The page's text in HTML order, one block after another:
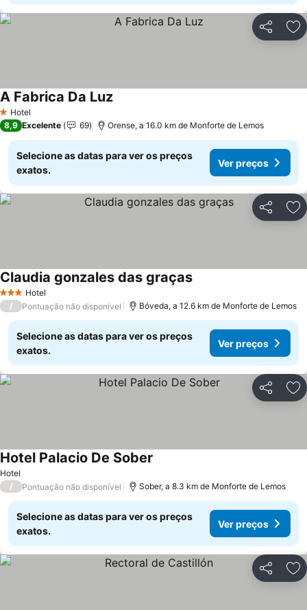
Partilhar
1 Estrelas
Hotel
A Fabrica Da Luz
8,9 Excelente 69 Orense, a 16.0 km de Monforte de Lemos
Selecione as datas para ver os preços
exatos.
Ver preços
Partilhar
3 EstrelasHotel
Claudia gonzales das graças
/ Pontuação não disponível Bóveda, a 12.6 km de Monforte de Lemos
Selecione as datas para ver os preços
exatos.
Ver preços
Partilhar
Hotel
Hotel Palacio De Sober
/ Pontuação não disponível Sober, a 8.3 km de Monforte de Lemos
Selecione as datas para ver os preços
exatos.
Ver preços
Partilhar